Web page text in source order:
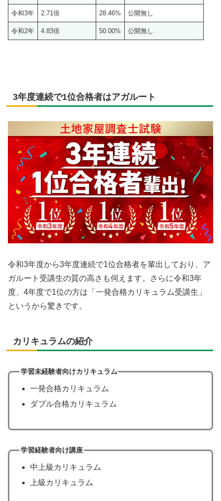
令和3年 2.71倍 28.46% 公開無し
令和2年 4.83倍 50.00% 公開無し
3年度連続で1位合格者はアガルート
令和3年度から3年度連続で1位合格者を輩出しており、ア
ガルート受講生の質の高さも伺えます。さらに令和3年
度、4年度で1位の方は「一発合格カリキュラム受講生」
というから驚きです。
カリキュラムの紹介
学習未経験者向けカリキュラム
一発合格カリキュラム
ダブル合格カリキュラム
学習経験者向け講座
中上級カリキュラム
上級カリキュラム